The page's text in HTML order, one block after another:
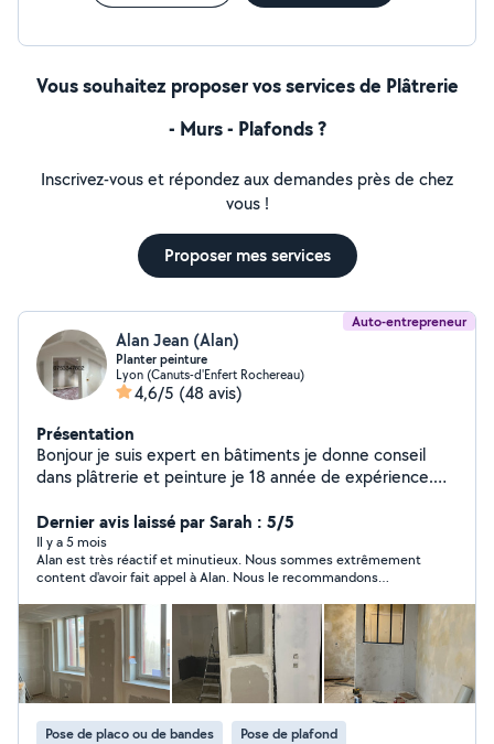
Vous souhaitez proposer vos services de Plâtrerie
- Murs - Plafonds ?
Inscrivez-vous et répondez aux demandes près de chez
vous !
Proposer mes services
Auto-entrepreneur
Alan Jean (Alan)
Planter peinture
Lyon (Canuts-d'Enfert Rochereau)
4,6/5 (48 avis)
Présentation
Bonjour je suis expert en bâtiments je donne conseil
dans plâtrerie et peinture je 18 année de expérience.
peintre , bouche le trou, plafond démontable,
démolition, pause parket flottante ,faux plafonds Placo
.ratissage.ponçage isolation intérieur.devis gratuit.
Dernier avis laissé par Sarah : 5/5
Il y a 5 mois
Alan est très réactif et minutieux. Nous sommes extrêmement
content d'avoir fait appel à Alan. Nous le recommandons
ainsi que la peinture.
Pose de placo ou de bandes Pose de plafond